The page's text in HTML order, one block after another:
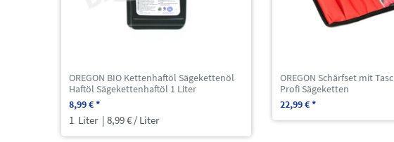
OREGON BIO Kettenhaftöl Sägekettenöl
Haftöl Sägekettenhaftöl 1 Liter
8,99 € *
1 Liter | 8,99 € / Liter
OREGON Schärfset mit
Profi Sägeketten
22,99 € *